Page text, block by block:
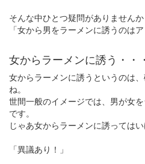
そんな中ひとつ疑問がありませんか
「女から男をラーメンに誘うのはア
女からラーメンに誘う・・
女からラーメンに誘うというのは
ね。
世間一般のイメージでは、男が女
です。
じゃあ女からラーメンに誘ってはい
「異議あり！」